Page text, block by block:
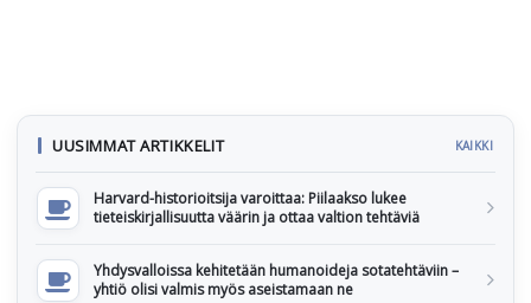
UUSIMMAT ARTIKKELIT KAIKKI
Harvard-historioitsija varoittaa: Piilaakso lukee
tieteiskirjallisuutta väärin ja ottaa valtion tehtäviä
Yhdysvalloissa kehitetään humanoideja sotatehtäviin –
yhtiö olisi valmis myös aseistamaan ne